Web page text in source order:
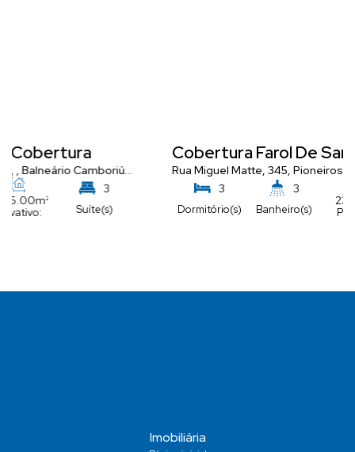
Catarina,Brasil
Cobertura Farol De Santa Luzia
Rua Miguel Matte, 345 Pioneiros ,Balneário Camboriú,Santa
3
Dormitório(s) Banheiro(s) Privativo: Suíte(s)
Imobiliária